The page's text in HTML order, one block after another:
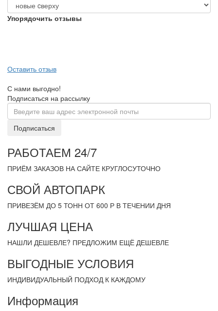
Упорядочить отзывы
Оставить отзыв
С нами выгодно!
Подписаться на рассылку
Подписаться
РАБОТАЕМ 24/7
ПРИЁМ ЗАКАЗОВ НА САЙТЕ КРУГЛОСУТОЧНО
СВОЙ АВТОПАРК
ПРИВЕЗЁМ ДО 5 ТОНН ОТ 600 Р В ТЕЧЕНИИ ДНЯ
ЛУЧШАЯ ЦЕНА
НАШЛИ ДЕШЕВЛЕ? ПРЕДЛОЖИМ ЕЩЁ ДЕШЕВЛЕ
ВЫГОДНЫЕ УСЛОВИЯ
ИНДИВИДУАЛЬНЫЙ ПОДХОД К КАЖДОМУ
Информация